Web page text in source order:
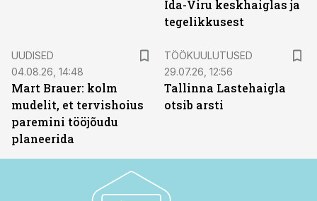
Ida-Viru keskhaiglas ja
tegelikkusest
UUDISED
04.08.26, 14:48
Mart Brauer: kolm
mudelit, et tervishoius
paremini tööjõudu
planeerida
TÖÖKUULUTUSED
29.07.26, 12:56
Tallinna Lastehaigla
otsib arsti